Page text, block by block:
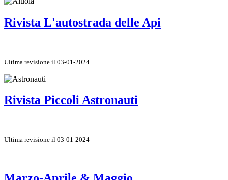
Rivista L'autostrada delle Api
Ultima revisione il 03-01-2024
Rivista Piccoli Astronauti
Ultima revisione il 03-01-2024